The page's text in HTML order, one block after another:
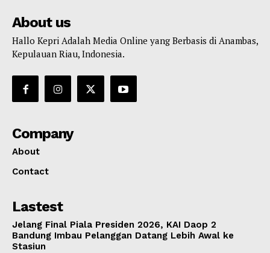
About us
Hallo Kepri Adalah Media Online yang Berbasis di Anambas,
Kepulauan Riau, Indonesia.
Company
About
Contact
Lastest
Jelang Final Piala Presiden 2026, KAI Daop 2
Bandung Imbau Pelanggan Datang Lebih Awal ke
Stasiun